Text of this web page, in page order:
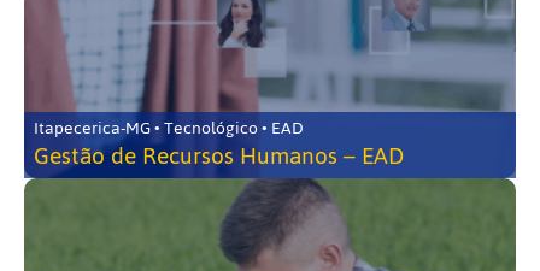
Itapecerica-MG • Tecnológico • EAD
Gestão de Recursos Humanos – EAD